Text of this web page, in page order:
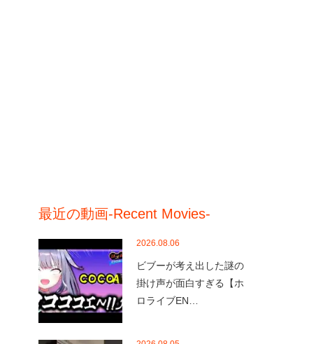
最近の動画-Recent Movies-
2026.08.06
ビブーが考え出した謎の
掛け声が面白すぎる【ホ
ロライブEN…